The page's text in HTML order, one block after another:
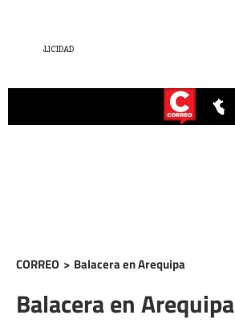
CORREO > Balacera en Arequipa
Balacera en Arequipa